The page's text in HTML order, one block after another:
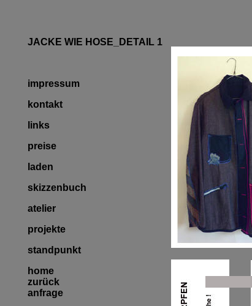
JACKE WIE HOSE_DETAIL 1
impressum
kontakt
links
preise
laden
skizzenbuch
atelier
projekte
standpunkt
home
zurück
anfrage